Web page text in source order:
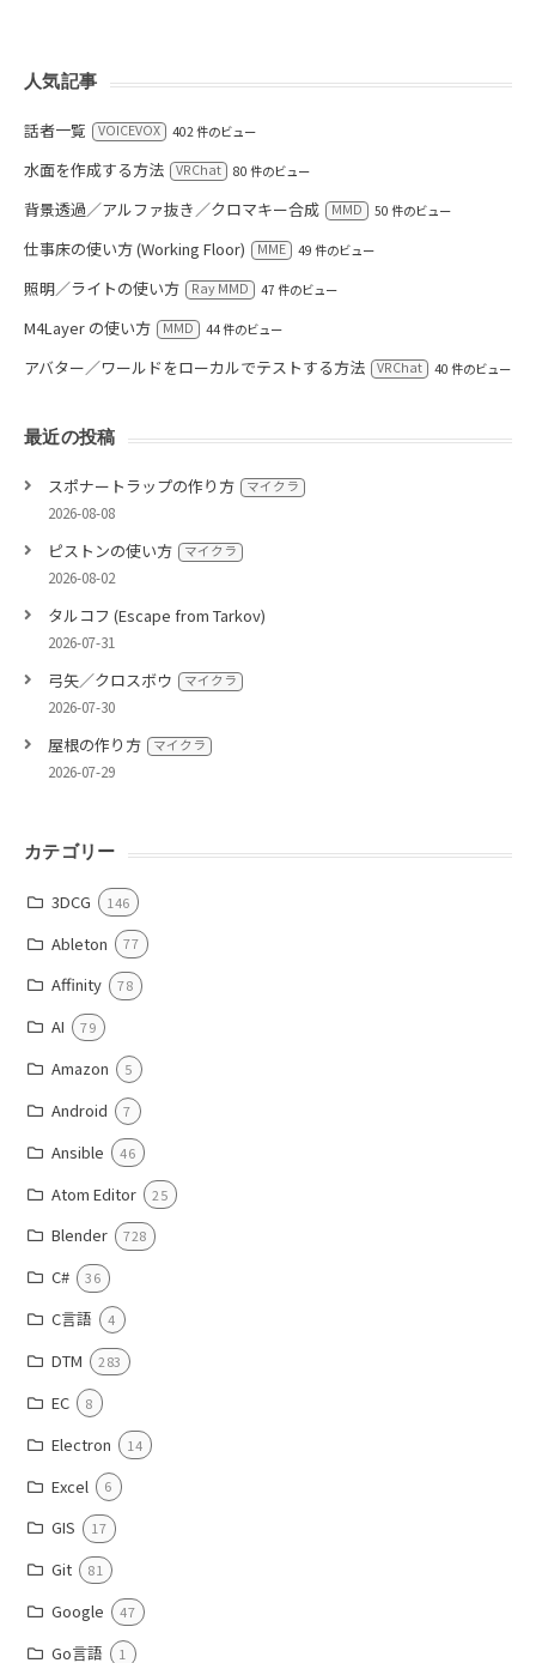
人気記事
話者一覧 VOICEVOX 402 件のビュー
水面を作成する方法 VRChat 80 件のビュー
背景透過／アルファ抜き／クロマキー合成 MMD 50 件のビュー
仕事床の使い方 (Working Floor) MME 49 件のビュー
照明／ライトの使い方 Ray MMD 47 件のビュー
M4Layer の使い方 MMD 44 件のビュー
アバター／ワールドをローカルでテストする方法 VRChat 40 件のビュー
最近の投稿
スポナートラップの作り方 マイクラ
2026-08-08
ピストンの使い方 マイクラ
2026-08-02
タルコフ (Escape from Tarkov)
2026-07-31
弓矢／クロスボウ マイクラ
2026-07-30
屋根の作り方 マイクラ
2026-07-29
カテゴリー
3DCG 146
Ableton 77
Affinity 78
AI 79
Amazon 5
Android 7
Ansible 46
Atom Editor 25
Blender 728
C# 36
C言語 4
DTM 283
EC 8
Electron 14
Excel 6
GIS 17
Git 81
Google 47
Go言語 1